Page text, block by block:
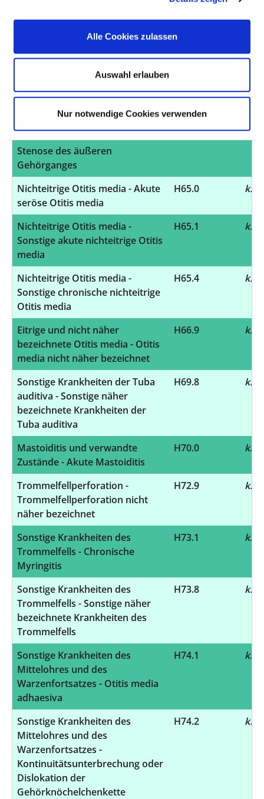
Alle Cookies zulassen
Auswahl erlauben
Nur notwendige Cookies verwenden
Otitis externa - Cholesteatom im
H60.4
Sonstige Krankheiten des
des äußeren Ohres
Sonstige Krankheiten des
äußeren Ohres - Erworbene
Stenose des äußeren
Gehörganges
Nichteitrige Otitis media - Akute
seröse Otitis media
H65.0 k.A.
Nichteitrige Otitis media -
Sonstige akute nichteitrige Otitis
media
H65.1 k.A.
Nichteitrige Otitis media -
Sonstige chronische nichteitrige
Otitis media
H65.4 k.A.
Eitrige und nicht näher
bezeichnete Otitis media - Otitis
media nicht näher bezeichnet
H66.9 k.A.
Sonstige Krankheiten der Tuba
auditiva - Sonstige näher
bezeichnete Krankheiten der
Tuba auditiva
H69.8 k.A.
Mastoiditis und verwandte
Zustände - Akute Mastoiditis
H70.0 k.A.
Trommelfellperforation -
Trommelfellperforation nicht
näher bezeichnet
H72.9 k.A.
Sonstige Krankheiten des
Trommelfells - Chronische
Myringitis
H73.1 k.A.
Sonstige Krankheiten des
Trommelfells - Sonstige näher
bezeichnete Krankheiten des
Trommelfells
H73.8 k.A.
Sonstige Krankheiten des
Mittelohres und des
Warzenfortsatzes - Otitis media
adhaesiva
H74.1 k.A.
Sonstige Krankheiten des
Mittelohres und des
Warzenfortsatzes -
Kontinuitätsunterbrechung oder
Dislokation der
Gehörknöchelchenkette
H74.2 k.A.